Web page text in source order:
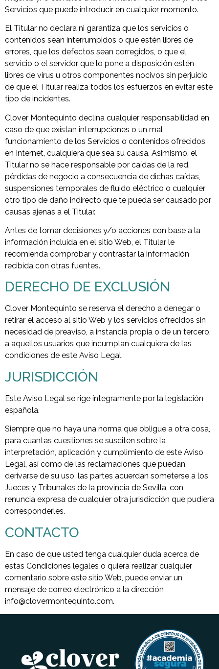
Servicios que puede introducir en cualquier momento.
El Titular no declara ni garantiza que los servicios o
contenidos sean interrumpidos o que estén libres de
errores, que los defectos sean corregidos, o que el
servicio o el servidor que lo pone a disposición estén
libres de virus u otros componentes nocivos sin perjuicio
de que el Titular realiza todos los esfuerzos en evitar este
tipo de incidentes.
Clover Montequinto declina cualquier responsabilidad en
caso de que existan interrupciones o un mal
funcionamiento de los Servicios o contenidos ofrecidos
en Internet, cualquiera que sea su causa. Asimismo, el
Titular no se hace responsable por caídas de la red,
pérdidas de negocio a consecuencia de dichas caídas,
suspensiones temporales de fluido eléctrico o cualquier
otro tipo de daño indirecto que te pueda ser causado por
causas ajenas a el Titular.
Antes de tomar decisiones y/o acciones con base a la
información incluida en el sitio Web, el Titular le
recomienda comprobar y contrastar la información
recibida con otras fuentes.
DERECHO DE EXCLUSIÓN
Clover Montequinto se reserva el derecho a denegar o
retirar el acceso al sitio Web y los servicios ofrecidos sin
necesidad de preaviso, a instancia propia o de un tercero,
a aquellos usuarios que incumplan cualquiera de las
condiciones de este Aviso Legal.
JURISDICCIÓN
Este Aviso Legal se rige íntegramente por la legislación
española.
Siempre que no haya una norma que obligue a otra cosa,
para cuantas cuestiones se susciten sobre la
interpretación, aplicación y cumplimiento de este Aviso
Legal, así como de las reclamaciones que puedan
derivarse de su uso, las partes acuerdan someterse a los
Jueces y Tribunales de la provincia de Sevilla, con
renuncia expresa de cualquier otra jurisdicción que pudiera
corresponderles.
CONTACTO
En caso de que usted tenga cualquier duda acerca de
estas Condiciones legales o quiera realizar cualquier
comentario sobre este sitio Web, puede enviar un
mensaje de correo electrónico a la dirección
info@clovermontequinto.com.